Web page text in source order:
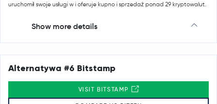
uruchomił swoje usługi w i oferuje kupno i sprzedaż ponad 29 kryptowalut.
Show more details
Alternatywa #6 Bitstamp
VISIT BITSTAMP